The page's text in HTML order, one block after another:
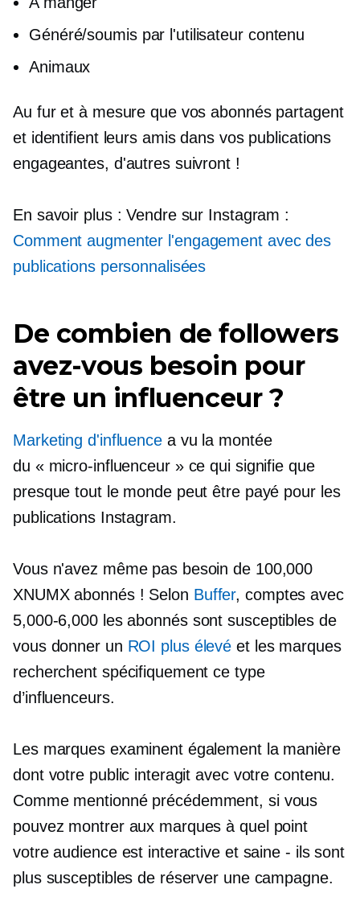
Généré/soumis par l'utilisateurcontenu
Animaux
Au fur et à mesure que vos abonnés partagent
et identifient leurs amis dans vos publications
engageantes, d'autres suivront !
En savoir plus : Vendre sur Instagram :
Comment augmenter l'engagement avec des
publications personnalisées
De combien de followers
avez-vous besoin pour
être un influenceur ?
Marketing d'influencea vu la montée
du « micro-influenceur »ce qui signifie que
presque tout le monde peut être payé pour les
publications Instagram.
Vous n'avez même pas besoin de 100,000
XNUMX abonnés ! Selon Buffer, comptes avec
5,000-6,000les abonnés sont susceptibles de
vous donner un ROI plus élevé et les marques
recherchent spécifiquement ce type
d’influenceurs.
Les marques examinent également la manière
dont votre public interagit avec votre contenu.
Comme mentionné précédemment, si vous
pouvez montrer aux marques à quel point
votre audience est interactive et saine - ils sont
plus susceptibles de réserver une campagne.